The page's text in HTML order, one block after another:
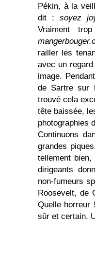
Pékin, à la
dit :soyez
Vraiment
railler les
avec un
image.
de Sartre sur
trouvé cela
tête baissée,
photographies
Continuons
grandes
tellement
dirigeants
non-fumeurs
Roosevelt, de
Quelle horreur
sûr et certain.